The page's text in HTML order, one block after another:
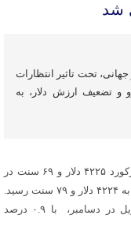
شد
تحت تاثیر انتظارات
و تضعیف ارزش دلار، به
بهای هر اونس طلا برای تحویل فوری پس از ثبت رکورد ۴۲۲۵ دلار و ۶۹ سنت در
اوایل معاملات روز جاری ۰.۴ درصد افزایش یافت و به ۴۲۲۴ دلار و ۷۹ سنت رسید.
قیمت معاملات آتی طلا در بازار آمریکا برای تحویل در دسامبر، با ۰.۹ درصد